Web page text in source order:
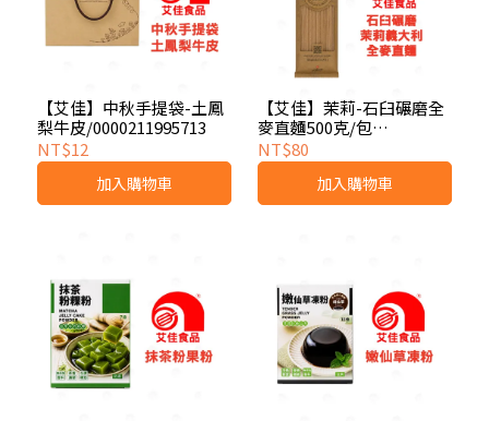
【艾佳】中秋手提袋-土鳳
梨牛皮/0000211995713
NT$12
加入購物車
【艾佳】茉莉-石臼碾磨全
麥直麵500克/包
8004690611500
NT$80
加入購物車